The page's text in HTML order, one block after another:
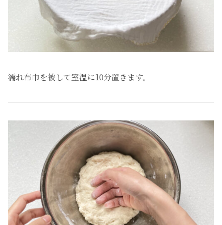
濡れ布巾を被して室温に10分置きます。